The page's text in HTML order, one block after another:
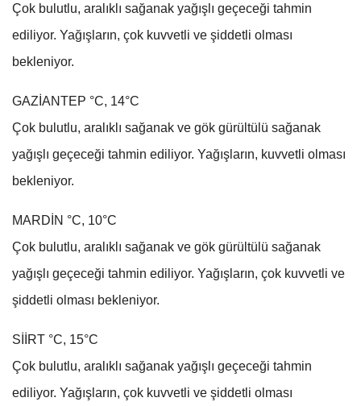
Çok bulutlu, aralıklı sağanak yağışlı geçeceği tahmin
ediliyor. Yağışların, çok kuvvetli ve şiddetli olması
bekleniyor.
GAZİANTEP °C, 14°C
Çok bulutlu, aralıklı sağanak ve gök gürültülü sağanak
yağışlı geçeceği tahmin ediliyor. Yağışların, kuvvetli olması
bekleniyor.
MARDİN °C, 10°C
Çok bulutlu, aralıklı sağanak ve gök gürültülü sağanak
yağışlı geçeceği tahmin ediliyor. Yağışların, çok kuvvetli ve
şiddetli olması bekleniyor.
SİİRT °C, 15°C
Çok bulutlu, aralıklı sağanak yağışlı geçeceği tahmin
ediliyor. Yağışların, çok kuvvetli ve şiddetli olması